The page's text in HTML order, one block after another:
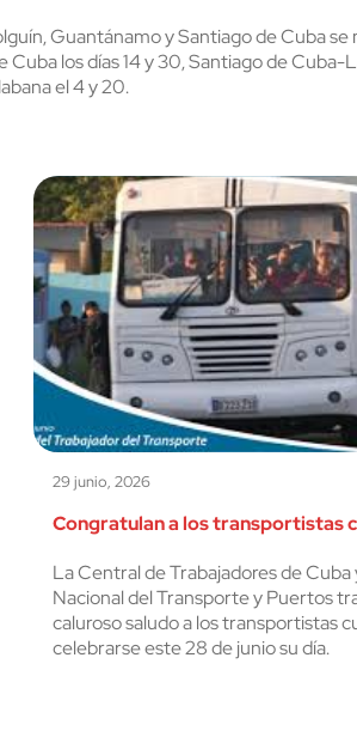
Guantánamo y Santiago de Cuba se
los días 14 y 30, Santiago de Cuba-
el 4 y 20.
29 junio, 2026
Congratulan a los transportistas
La Central de Trabajadores de Cuba
Nacional del Transporte y Puertos
caluroso saludo a los transportistas
celebrarse este 28 de junio su día.